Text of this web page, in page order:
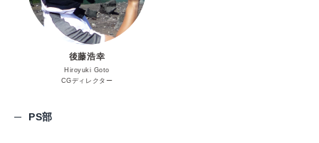
後藤浩幸
Hiroyuki Goto
CGディレクター
PS部